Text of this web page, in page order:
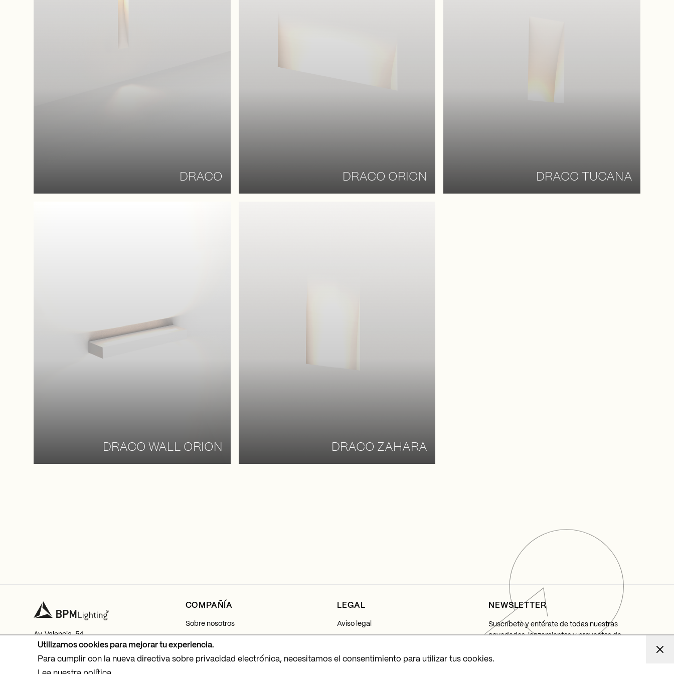
Utilizamos cookies para mejorar tu experiencia.
Para cumplir con la nueva directiva sobre privacidad electrónica, necesitamos el consentimiento para utilizar tus cookies.
DRACO DRACO ORION DRACO TUCANA
DRACO WALL ORION DRACO ZAHARA
Av. Valencia, 54
03770 El Verger, Alicante
Tel.+34 965 781 218
COMPAÑÍA
Sobre nosotros
Mi cuenta
Contacto
LEGAL
Aviso legal
Política de cookies
NEWSLETTER
Suscríbete y entérate de todas nuestras
novedades, lanzamientos y proyectos de